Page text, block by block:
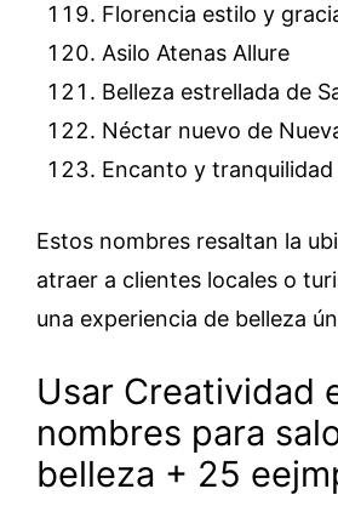
Florencia estilo y
Asilo Atenas Allure
Belleza estrellada de
Néctar nuevo de
Encanto y
Estos nombres resaltan la
atraer a clientes locales o
una experiencia de belleza
Usar Creatividad
nombres para
belleza + 25